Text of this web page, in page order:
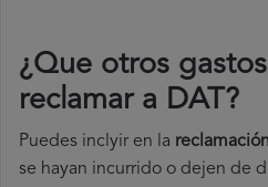
¿Que otros
reclamar a DAT​?
Puedes inclyir en la
se hayan incurrido o dejen de